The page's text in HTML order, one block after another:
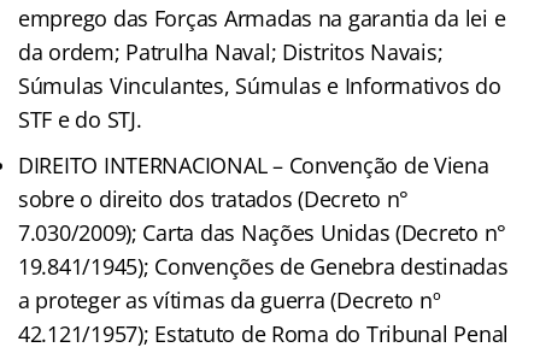
emprego das Forças Armadas na garantia da lei e
da ordem; Patrulha Naval; Distritos Navais;
Súmulas Vinculantes, Súmulas e Informativos do
STF e do STJ.
DIREITO INTERNACIONAL – Convenção de Viena
sobre o direito dos tratados (Decreto n°
7.030/2009); Carta das Nações Unidas (Decreto n°
19.841/1945); Convenções de Genebra destinadas
a proteger as vítimas da guerra (Decreto nº
42.121/1957); Estatuto de Roma do Tribunal Penal